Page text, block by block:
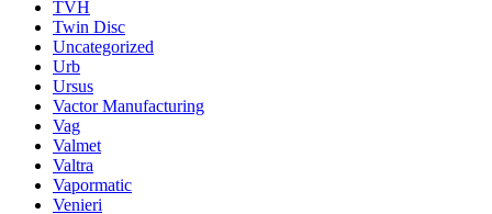
TVH
Twin Disc
Uncategorized
Urb
Ursus
Vactor Manufacturing
Vag
Valmet
Valtra
Vapormatic
Venieri